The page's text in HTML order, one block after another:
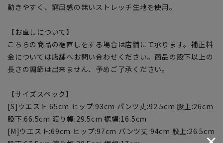
動きやすく、窮屈感の無いストレッチ生地を使用。
【お直しについて】
こちらの商品の裾直しをする場合は店舗にて承ります。補正料
金については店舗へお問い合わせください。商品の股下以上の
長さの調節は出来ません、予めご了承ください。
【サイズスペック】
[S]ウエスト:65cm ヒップ:93cm パンツ丈:92.5cm 股上:26cm
股下:66.5cm 渡り幅:29.5cm 裾幅:16.5cm
[M]ウエスト:69cm ヒップ:97cm パンツ丈:94cm 股上:26.5cm